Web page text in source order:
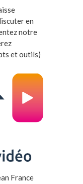
en
notre
et outils)
France